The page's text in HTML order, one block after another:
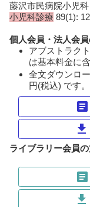
藤沢市民病院小児科
小児科診療 89(1):
個人会員・法人会
アブストラク
は基本料金に
全文ダウンロ
円(税込) です。
article
download
ライブラリー会員
article
download